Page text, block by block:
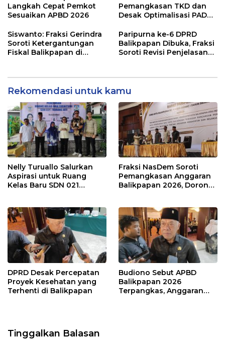
Modal
Penyangga IKN
Langkah Cepat Pemkot
Sesuaikan APBD 2026
Pemangkasan TKD dan
Desak Optimalisasi PAD
Balikpapan 2026
Siswanto: Fraksi Gerindra
Soroti Ketergantungan
Fiskal Balikpapan di
Paripurna ke-6 DPRD
Balikpapan Dibuka, Fraksi
Soroti Revisi Penjelasan
Rekomendasi untuk kamu
Nelly Turuallo Salurkan
Aspirasi untuk Ruang
Kelas Baru SDN 021
Fraksi NasDem Soroti
Pemangkasan Anggaran
Balikpapan 2026, Dorong
DPRD Desak Percepatan
Proyek Kesehatan yang
Terhenti di Balikpapan
Budiono Sebut APBD
Balikpapan 2026
Terpangkas, Anggaran
Tinggalkan Balasan